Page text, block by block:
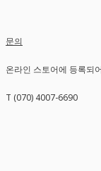
문의
온라인 스토어에 등록되
T (070) 4007-6690